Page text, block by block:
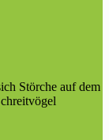
Störche auf dem